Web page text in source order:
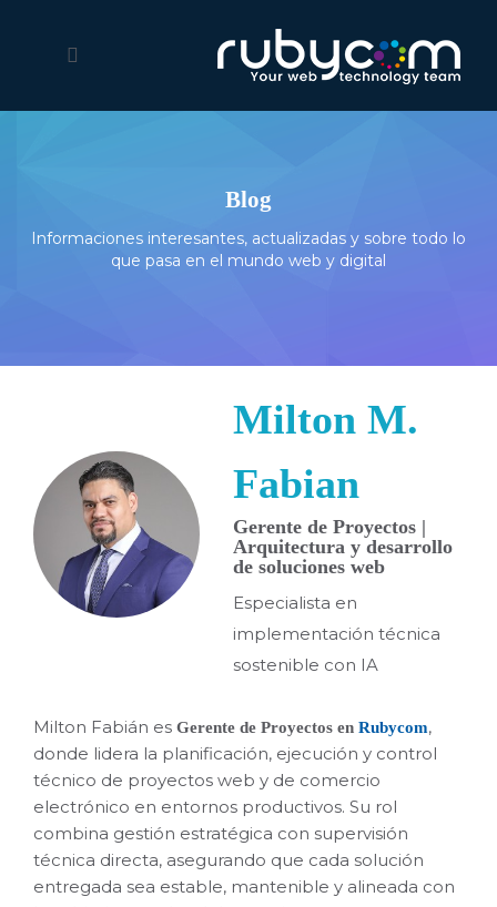
Blog
Informaciones interesantes, actualizadas y sobre todo lo
que pasa en el mundo web y digital
Milton M.
Fabian
Gerente de Proyectos |
Arquitectura y desarrollo
de soluciones web
Especialista en
implementación técnica
sostenible con IA
Milton Fabián es Gerente de Proyectos en Rubycom,
donde lidera la planificación, ejecución y control
técnico de proyectos web y de comercio
electrónico en entornos productivos. Su rol
combina gestión estratégica con supervisión
técnica directa, asegurando que cada solución
entregada sea estable, mantenible y alineada con